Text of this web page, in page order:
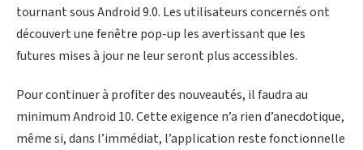
tournant sous Android 9.0. Les utilisateurs concernés ont
découvert une fenêtre pop-up les avertissant que les
futures mises à jour ne leur seront plus accessibles.
Pour continuer à profiter des nouveautés, il faudra au
minimum Android 10. Cette exigence n’a rien d’anecdotique,
même si, dans l’immédiat, l’application reste fonctionnelle